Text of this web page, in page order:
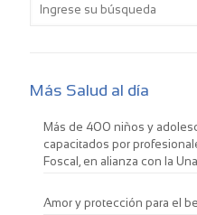
Más Salud al día
Más de 400 niños y
capacitados por
Foscal, en alianza con la
Amor y protección para el